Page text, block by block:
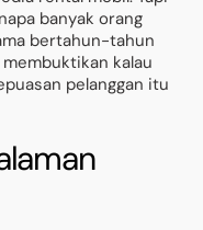
banyak orang
bertahun-tahun
kalau
pelanggan itu